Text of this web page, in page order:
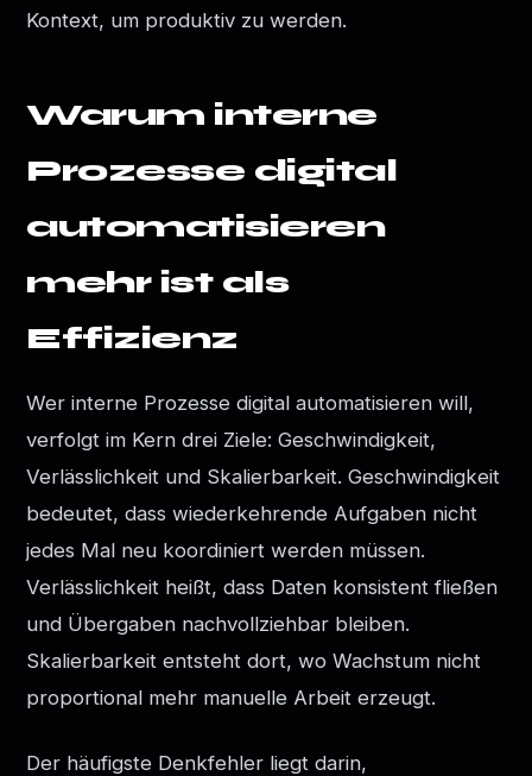
Kontext, um produktiv zu werden.
Warum interne
Prozesse digital
automatisieren
mehr ist als
Effizienz
Wer interne Prozesse digital automatisieren will,
verfolgt im Kern drei Ziele: Geschwindigkeit,
Verlässlichkeit und Skalierbarkeit. Geschwindigkeit
bedeutet, dass wiederkehrende Aufgaben nicht
jedes Mal neu koordiniert werden müssen.
Verlässlichkeit heißt, dass Daten konsistent fließen
und Übergaben nachvollziehbar bleiben.
Skalierbarkeit entsteht dort, wo Wachstum nicht
proportional mehr manuelle Arbeit erzeugt.
Der häufigste Denkfehler liegt darin,